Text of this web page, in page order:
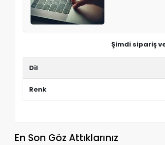
Şimdi sipariş
Dil
Renk
En Son Göz Attıklarınız